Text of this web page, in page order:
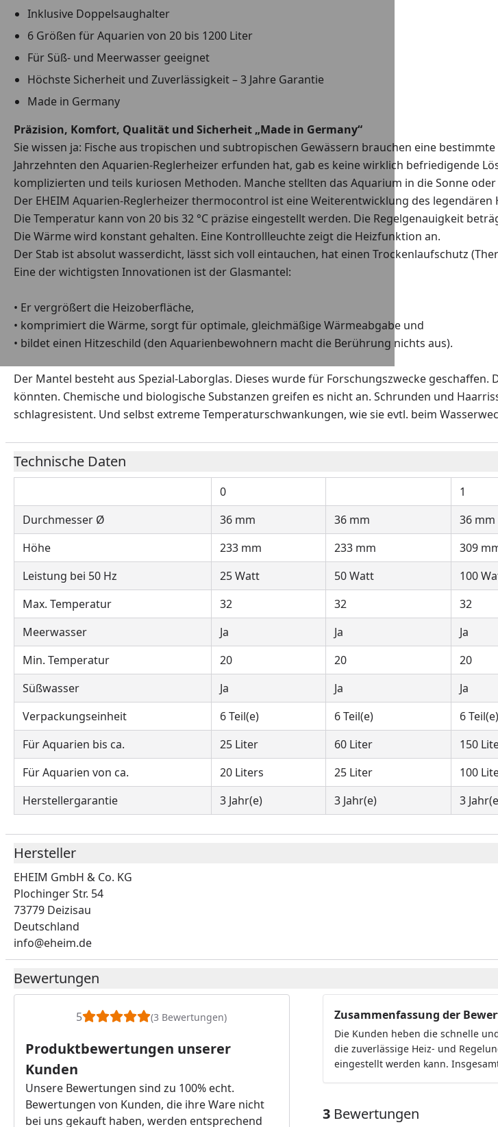
Inklusive Doppelsaughalter
6 Größen für Aquarien von 20 bis 1200 Liter
Für Süß- und Meerwasser geeignet
Höchste Sicherheit und Zuverlässigkeit – 3 Jahre Garantie
Made in Germany
Präzision, Komfort, Qualität und Sicherheit „Made in Germany“
Sie wissen ja: Fische aus tropischen und subtropischen Gewässern brauchen eine
Jahrzehnten den Aquarien-Reglerheizer erfunden hat, gab es keine wirklich befriedigende
komplizierten und teils kuriosen Methoden. Manche stellten das Aquarium in die Sonne
Der EHEIM Aquarien-Reglerheizer thermocontrol ist eine Weiterentwicklung des
Die Temperatur kann von 20 bis 32 °C präzise eingestellt werden. Die Regelgenauigkeit
Die Wärme wird konstant gehalten. Eine Kontrollleuchte zeigt die Heizfunktion an.
Der Stab ist absolut wasserdicht, lässt sich voll eintauchen, hat einen Trockenlaufschutz
Eine der wichtigsten Innovationen ist der Glasmantel:
• Er vergrößert die Heizoberfläche,
• komprimiert die Wärme, sorgt für optimale, gleichmäßige Wärmeabgabe und
• bildet einen Hitzeschild (den Aquarienbewohnern macht die Berührung nichts aus).
Der Mantel besteht aus Spezial-Laborglas. Dieses wurde für Forschungszwecke
könnten. Chemische und biologische Substanzen greifen es nicht an. Schrunden und
schlagresistent. Und selbst extreme Temperaturschwankungen, wie sie evtl. beim
Technische Daten
0 1
Durchmesser Ø
36 mm 36 mm 36 mm
Höhe
233 mm 233 mm 309
Leistung bei 50 Hz
25 Watt 50 Watt 100
Max. Temperatur
32 32 32
Meerwasser
Ja Ja Ja
Min. Temperatur
20 20 20
Süßwasser
Ja Ja Ja
Verpackungseinheit
6 Teil(e) 6 Teil(e) 6 Teil(e)
Für Aquarien bis ca.
25 Liter 60 Liter 150
Für Aquarien von ca.
20 Liters 25 Liter 100
Herstellergarantie
3 Jahr(e) 3 Jahr(e) 3
Hersteller
EHEIM GmbH & Co. KG
Plochinger Str. 54
73779 Deizisau
Deutschland
info@eheim.de
Bewertungen
5 (3 Bewertungen)
Produktbewertungen unserer
Kunden
Unsere Bewertungen sind zu 100% echt.
Bewertungen von Kunden, die ihre Ware nicht
bei uns gekauft haben, werden entsprechend
Zusammenfassung der
Die Kunden heben die schnelle
die zuverlässige Heiz- und
eingestellt werden kann.
3Bewertungen